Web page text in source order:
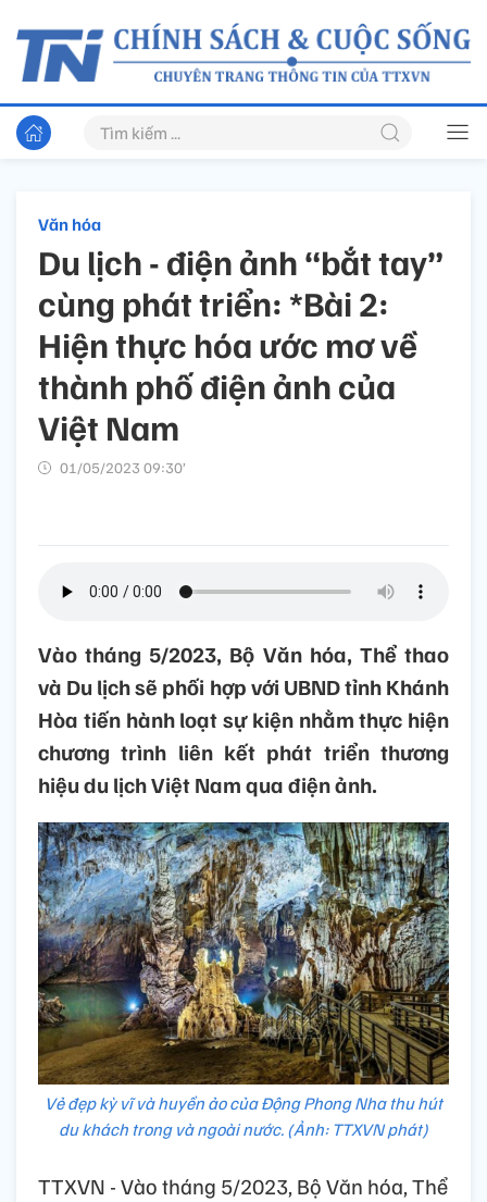
Văn hóa
Du lịch - điện ảnh “bắt tay”
cùng phát triển: *Bài 2:
Hiện thực hóa ước mơ về
thành phố điện ảnh của
Việt Nam
01/05/2023 09:30’
Vào tháng 5/2023, Bộ Văn hóa, Thể thao
và Du lịch sẽ phối hợp với UBND tỉnh Khánh
Hòa tiến hành loạt sự kiện nhằm thực hiện
chương trình liên kết phát triển thương
hiệu du lịch Việt Nam qua điện ảnh.
Vẻ đẹp kỳ vĩ và huyền ảo của Động Phong Nha thu hút
du khách trong và ngoài nước. (Ảnh: TTXVN phát)
TTXVN - Vào tháng 5/2023, Bộ Văn hóa, Thể